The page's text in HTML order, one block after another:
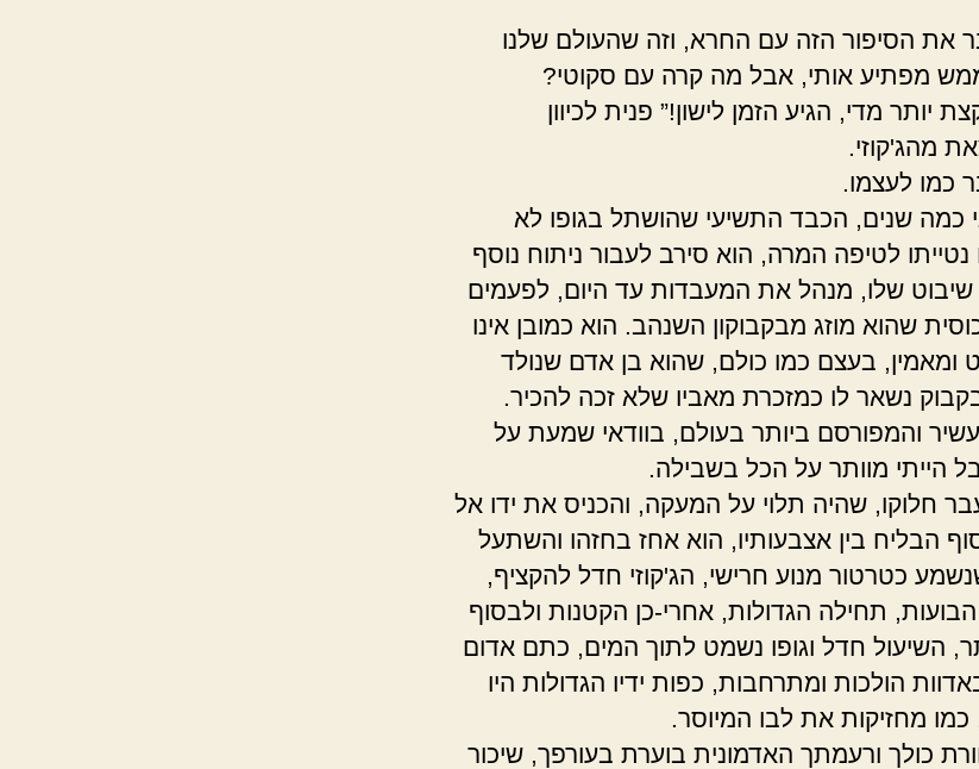
את הסיפור הזה עם החרא, וזה שהעולם שלנו
ממש מפתיע אותי, אבל מה קרה עם סקוטי?
יותר מדי, הגיע הזמן לישון!” פנית לכיוון
מהג'קוזי.
כמו לעצמו.
כמה שנים, הכבד התשיעי שהושתל בגופו לא
לטיפה המרה, הוא סירב לעבור ניתוח נוסף
שיבוט שלו, מנהל את המעבדות עד היום, לפעמים
שהוא מוזג מבקבוקון השנהב. הוא כמובן אינו
ומאמין, בעצם כמו כולם, שהוא בן אדם שנולד
נשאר לו כמזכרת מאביו שלא זכה להכיר.
והמפורסם ביותר בעולם, בוודאי שמעת על
הייתי מוותר על הכל בשבילה.
חלוקו, שהיה תלוי על המעקה, והכניס את ידו אל
הבליח בין אצבעותיו, הוא אחז בחזהו והשתעל
כטרטור מנוע חרישי, הג'קוזי חדל להקציף,
הבועות, תחילה הגדולות, אחרי-כן הקטנות ולבסוף
השיעול חדל וגופו נשמט לתוך המים, כתם אדום
הולכות ומתרחבות, כפות ידיו הגדולות היו
כמו מחזיקות את לבו המיוסר.
כולך ורעמתך האדמונית בוערת בעורפך, שיכור